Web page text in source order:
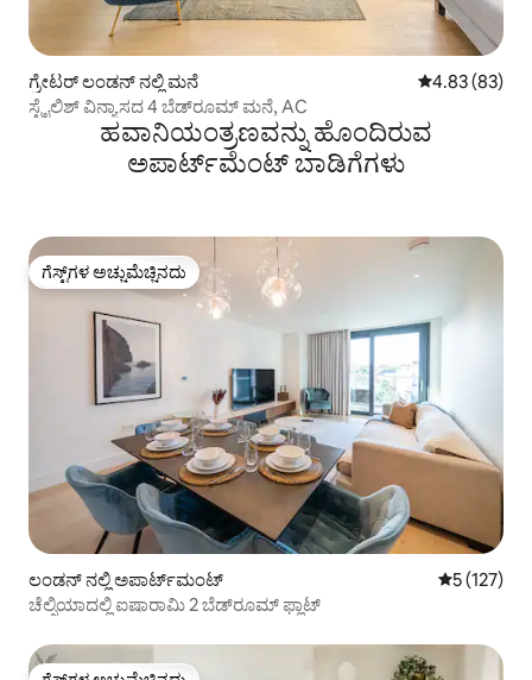
ಗ್ರೇಟರ್ ಲಂಡನ್ ನಲ್ಲಿ ಮನೆ 5 ರಲ್ಲಿ 4.83
4.83 (83)
ಸ್ಟೈಲಿಶ್ ವಿನ್ಯಾಸದ 4 ಬೆಡ್‌ರೂಮ್ ಮನೆ, AC
ಹವಾನಿಯಂತ್ರಣವನ್ನು ಹೊಂದಿರುವ
ಅಪಾರ್ಟ್‌ಮೆಂಟ್‌ ಬಾಡಿಗೆಗಳು
ಗೆಸ್ಟ್‌ಗಳ ಅಚ್ಚುಮೆಚ್ಚಿನದು
ಗೆಸ್ಟ್‌ಗಳ ಅಚ್ಚುಮೆಚ್ಚಿನದು
ಲಂಡನ್ ನಲ್ಲಿ ಅಪಾರ್ಟ್‌ಮಂಟ್ 5 ರಲ್ಲಿ 5
5 (127)
ಚೆಲ್ಸಿಯಾದಲ್ಲಿ ಐಷಾರಾಮಿ 2 ಬೆಡ್‌ರೂಮ್ ಫ್ಲಾಟ್